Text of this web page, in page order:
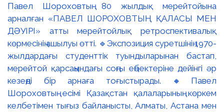
Павел Шороховтың 80 жылдық мерейтойына
арналған «ПАВЕЛ ШОРОХОВТЫҢ ҚАЛАСЫ МЕН
ДӘУІРІ» атты мерейтойлық ретроспективалық
көрмесінің ашылуы өтті. 🔹Экспозиция суретшінің 1970-
жылдардағы студенттік туындыларынан бастап,
мерейтой қарсаңындағы соңғы еңбектеріне дейінгі әр
кезеңді бір арнаға тоғыстырады. 🔸Павел
Шороховтың есімі Қазақстан қалаларының көркем
келбетімен тығыз байланысты, Алматы, Астана мен